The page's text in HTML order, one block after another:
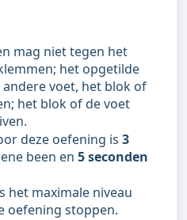
mag niet tegen het
het opgetilde
voet, het blok of
het blok of de voet
deze oefening is 3
been en 5 seconden
het maximale niveau
oefening stoppen.